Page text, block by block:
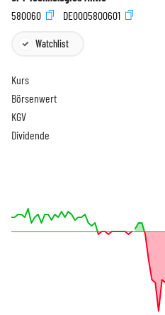
580060
DE0005800601
Watchlist
Kurs
Börsenwert
KGV
Dividende